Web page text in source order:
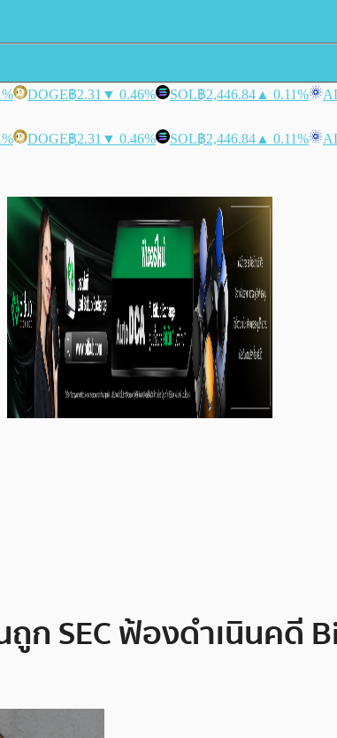
DOGE฿2.31 ▼ 0.46% SOL฿2,446.84 ▲ 0.11%
DOGE฿2.31 ▼ 0.46% SOL฿2,446.84 ▲ 0.11%
SEC ฟ้องดำเนินคดี